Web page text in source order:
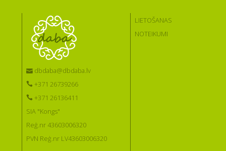
dbdaba@dbdaba.lv
+371 26739266
+371 26136411
SIA "Kongs"
Reģ.nr 43603006320
PVN Reģ.nr LV43603006320
LIETOŠANAS
NOTEIKUMI